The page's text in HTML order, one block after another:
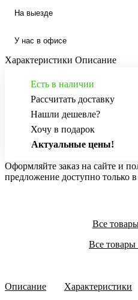
На выезде
У нас в офисе
Характеристики Описание
Есть в наличии
Рассчитать доставку
Нашли дешевле?
Хочу в подарок
Актуальные цены!
Оформляйте заказ на сайте и
предложение доступно только в
Все
Все товары
Описание Характеристики